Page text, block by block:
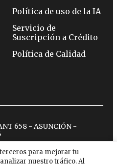
para mejorar tu
nuestro tráfico. Al
Política de uso de la IA
Servicio de
Suscripción a Crédito
Política de Calidad
658 - ASUNCIÓN -